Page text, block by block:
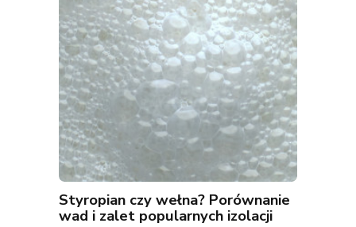
Styropian czy wełna? Porównanie
wad i zalet popularnych izolacji